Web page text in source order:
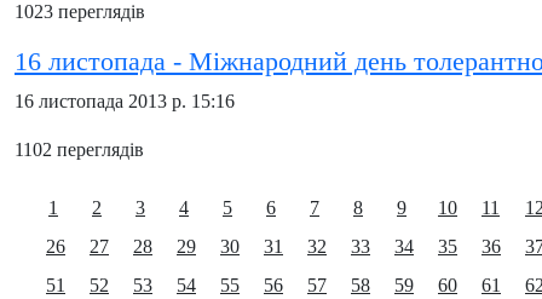
1023 переглядів
16 листопада - Міжнародний день
16 листопада 2013 р. 15:16
1102 переглядів
1 2 3 4 5 6 7 8 9 10 11
26
27 28 29 30 31 32 33 34 35 36
51
52 53 54 55 56 57 58 59 60 61